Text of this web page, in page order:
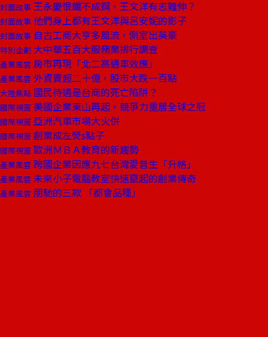
封面故事 王永慶恨鐵不成鋼，王文洋有志難伸？
封面故事 他們身上都有王文洋與呂安妮的影子
封面故事 自古工商大亨多風流，側室出英豪
特別企劃 大中華五百大服務業排行調查
產業風雲 房市再現「北二高通車效應」
產業風雲 外資賣超二十億，股市大跌一百點
大陸焦點 國民待遇是台商的死亡陷阱？
國際視窗 美國企業東山再起，競爭力重居全球之冠
國際視窗 亞洲汽車市場大火併
國際視窗 創業成左熒s點子
國際視窗 歐洲ＭＢＡ教育的新趨勢
產業風雲 跨國企業因應九七台灣愛普生「升格」
產業風雲 未來小子電腦教室快速竄起的創業傳奇
產業風雲 朋馳的三款 「都會品種」